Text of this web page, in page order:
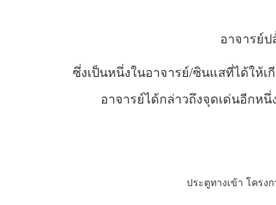
อาจารย์
ซึ่งเป็นหนึ่งในอาจารย์/ซินแสที่ได้ให้เ
อาจารย์ได้กล่าวถึงจุดเด่นอีกห
ประตูทางเข้า โครง